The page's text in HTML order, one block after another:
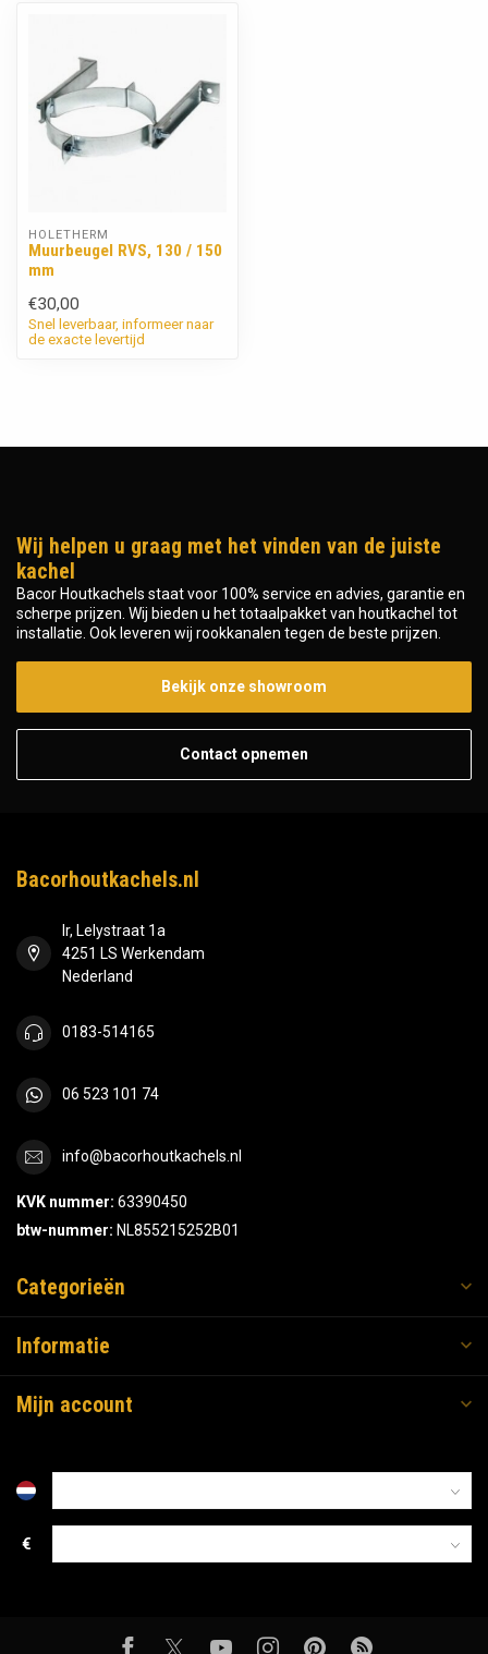
HOLETHERM
Muurbeugel RVS, 130 / 150
mm
€30,00
Snel leverbaar, informeer naar
de exacte levertijd
Wij helpen u graag met het vinden van de juiste
kachel
Bacor Houtkachels staat voor 100% service en advies, garantie en
scherpe prijzen. Wij bieden u het totaalpakket van houtkachel tot
installatie. Ook leveren wij rookkanalen tegen de beste prijzen.
Bekijk onze showroom
Contact opnemen
Bacorhoutkachels.nl
Ir, Lelystraat 1a
4251 LS Werkendam
Nederland
0183-514165
06 523 101 74
info@bacorhoutkachels.nl
KVK nummer: 63390450
btw-nummer: NL855215252B01
Categorieën
Informatie
Mijn account
€